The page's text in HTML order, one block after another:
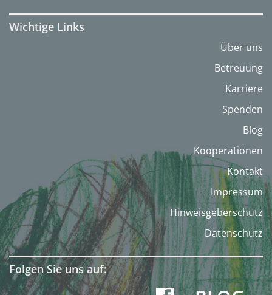
Wichtige Links
Über uns
Betreuung
Karriere
Spenden
Blog
Kooperationen
Kontakt
Impressum
Hinweisgeberschutz
Datenschutz
Folgen Sie uns auf: